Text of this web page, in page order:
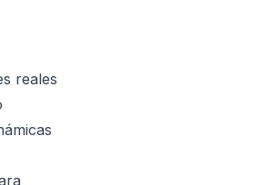
reales